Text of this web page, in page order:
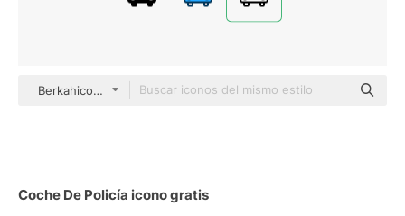
Berkahicon Lineal
Coche De Policía icono gratis